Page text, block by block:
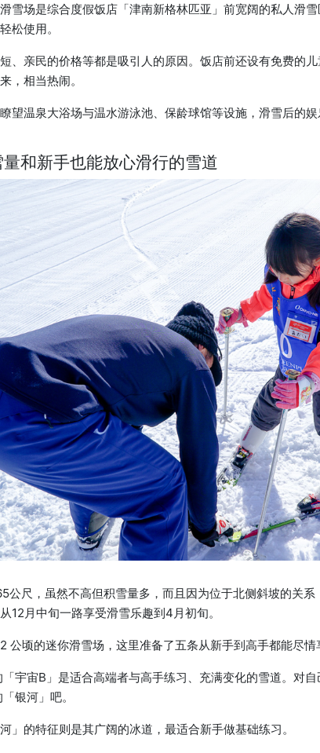
雪场是综合度假饭店「津南新格林匹亚」前宽阔的私人滑
松使用。
、亲民的价格等都是吸引人的原因。饭店前还设有免费的
，相当热闹。
望温泉大浴场与温水游泳池、保龄球馆等设施，滑雪后的娱
和新手也能放心滑行的雪道
公尺，虽然不高但积雪量多，而且因为位于北侧斜坡的关
12月中旬一路享受滑雪乐趣到4月初旬。
公顷的迷你滑雪场，这里准备了五条从新手到高手都能尽情
「宇宙B」是适合高端者与高手练习、充满变化的雪道。对
银河」吧。
」的特征则是其广阔的冰道，最适合新手做基础练习。